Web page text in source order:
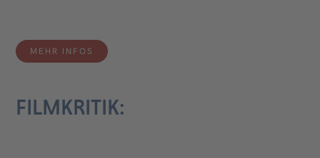
MEHR INFOS
FILMKRITIK: